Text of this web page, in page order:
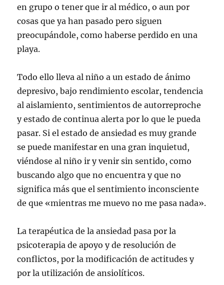
en grupo o tener que ir al médico, o aun por
cosas que ya han pasado pero siguen
preocupándole, como haberse perdido en una
playa.
Todo ello lleva al niño a un estado de ánimo
depresivo, bajo rendimiento escolar, tendencia
al aislamiento, sentimientos de autorreproche
y estado de continua alerta por lo que le pueda
pasar. Si el estado de ansiedad es muy grande
se puede manifestar en una gran inquietud,
viéndose al niño ir y venir sin sentido, como
buscando algo que no encuentra y que no
significa más que el sentimiento inconsciente
de que «mientras me muevo no me pasa nada».
La terapéutica de la ansiedad pasa por la
psicoterapia de apoyo y de resolución de
conflictos, por la modificación de actitudes y
por la utilización de ansiolíticos.